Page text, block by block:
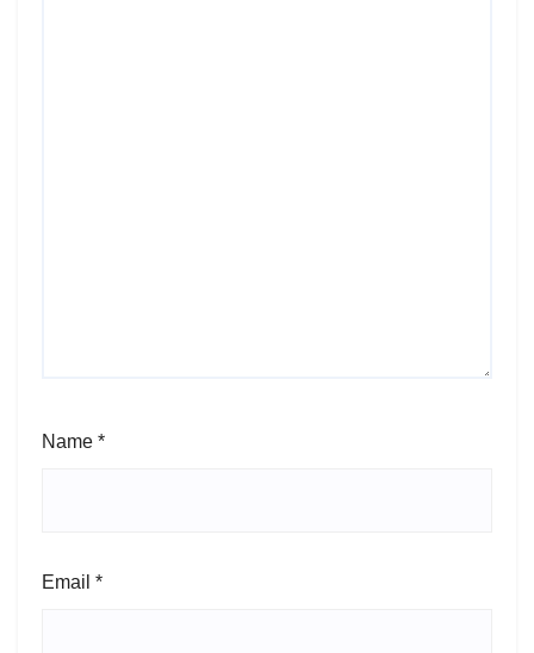
Name *
Email *